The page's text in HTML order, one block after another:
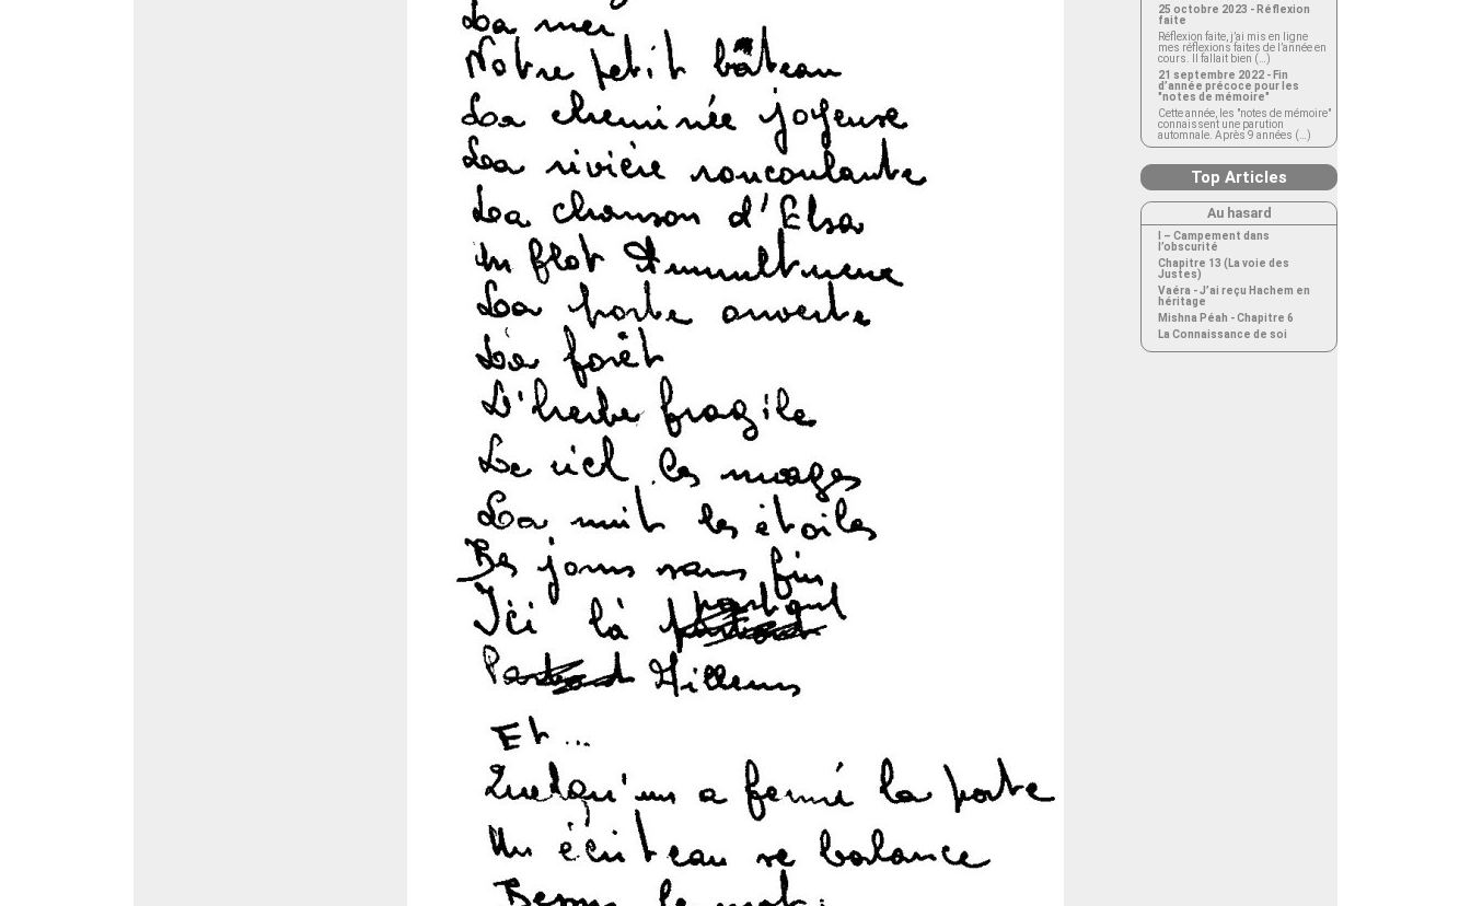
25 octobre 2023 - Réflexion
faite
Réflexion faite, j’ai mis en ligne
mes réflexions faites de l’année en
cours. Il fallait bien (…)
21 septembre 2022 - Fin
d’année précoce pour les
"notes de mémoire"
Cette année, les "notes de mémoire"
connaissent une parution
automnale. Après 9 années (…)
Top Articles
Au hasard
I – Campement dans
l’obscurité
Chapitre 13 (La voie des
Justes)
Vaéra - J’ai reçu Hachem en
héritage
Mishna Péah - Chapitre 6
La Connaissance de soi